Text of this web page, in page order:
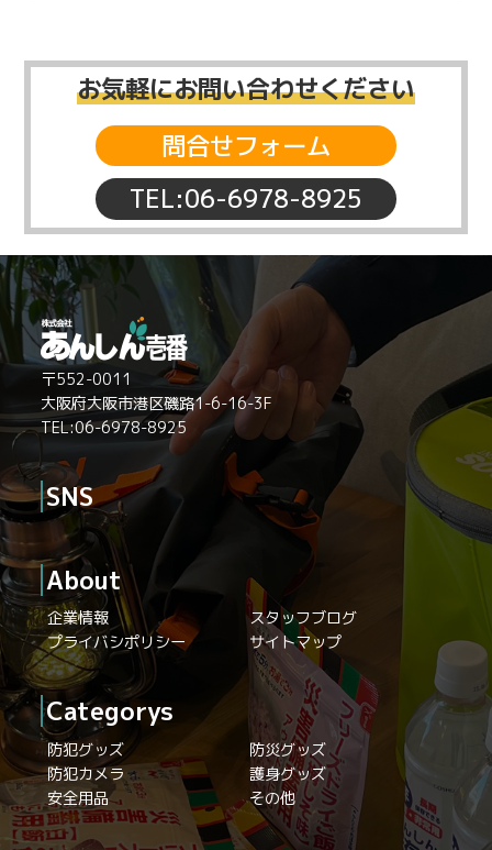
お気軽にお問い合わせください
TEL:06-6978-8925
問合せフォーム
〒552-0011
大阪府大阪市港区磯路1-6-16-3F
TEL:06-6978-8925
SNS
About
企業情報
スタッフブログ
プライバシポリシー
サイトマップ
Categorys
防犯グッズ
防災グッズ
防犯カメラ
護身グッズ
安全用品
その他